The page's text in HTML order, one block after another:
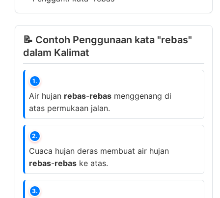
📝 Contoh Penggunaan kata "rebas"
dalam Kalimat
1.
Air hujan rebas-rebas menggenang di
atas permukaan jalan.
2.
Cuaca hujan deras membuat air hujan
rebas-rebas ke atas.
3.